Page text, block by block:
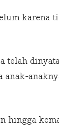
karena
hingga